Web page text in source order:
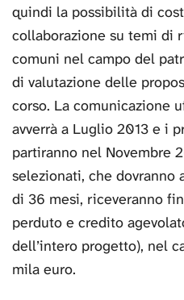
quindi la possibilità di
collaborazione su temi di
comuni nel campo del
di valutazione delle
corso. La comunicazione
avverrà a Luglio 2013 e i
partiranno nel Novembre
selezionati, che dovranno
di 36 mesi, riceveranno
perduto e credito
dell’intero progetto), nel
mila euro.